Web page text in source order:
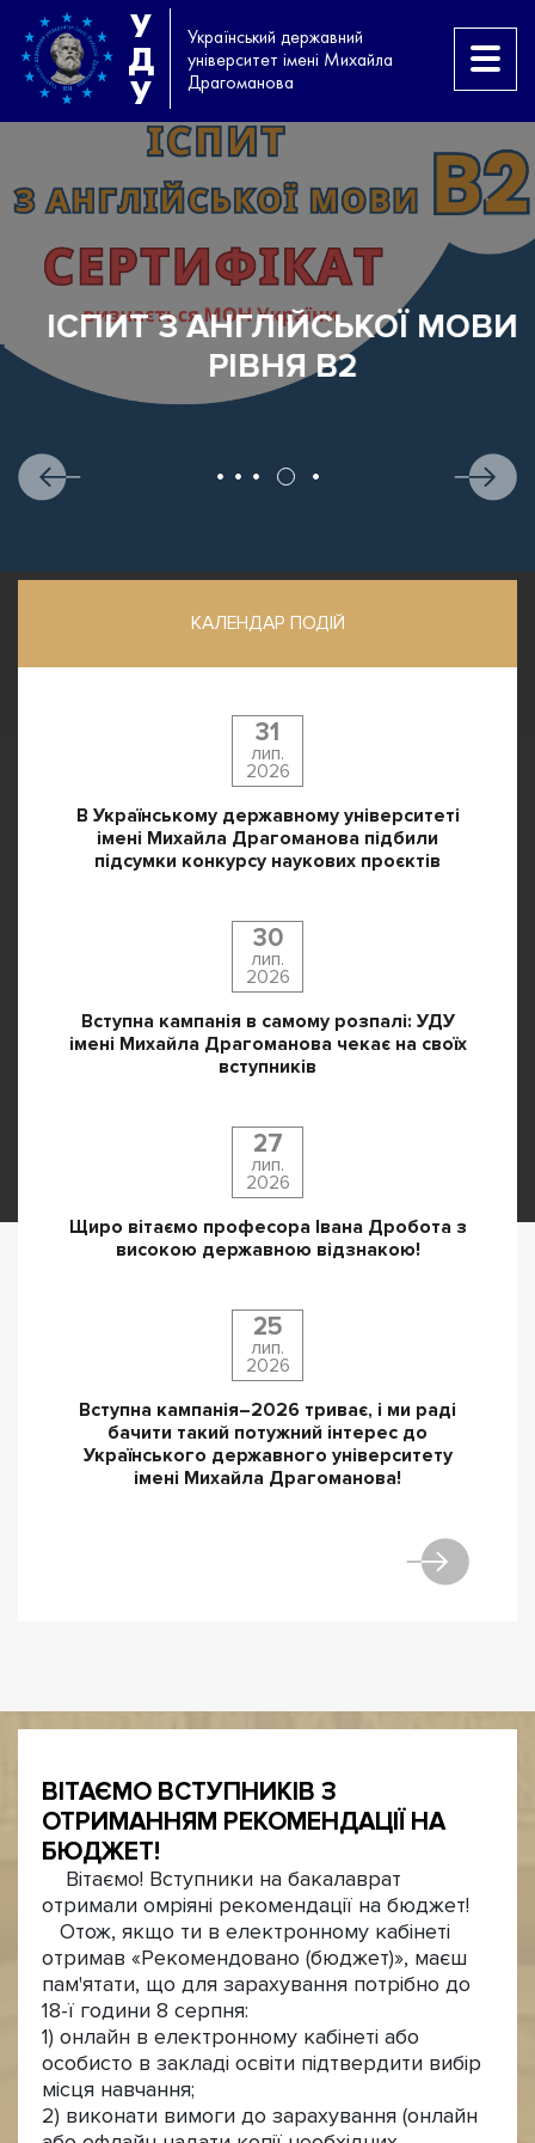
У
Д
У
Український державний
університет імені Михайла
Драгоманова
ІСПИТ З АНГЛІЙСЬКОЇ МОВИ
РІВНЯ B2
КАЛЕНДАР ПОДІЙ
31
лип.
2026
В Українському державному університеті
імені Михайла Драгоманова підбили
підсумки конкурсу наукових проєктів
30
лип.
2026
Вступна кампанія в самому розпалі: УДУ
імені Михайла Драгоманова чекає на своїх
вступників
27
лип.
2026
Щиро вітаємо професора Івана Дробота з
високою державною відзнакою!
25
лип.
2026
Вступна кампанія–2026 триває, і ми раді
бачити такий потужний інтерес до
Українського державного університету
імені Михайла Драгоманова!
ВІТАЄМО ВСТУПНИКІВ З
ОТРИМАННЯМ РЕКОМЕНДАЦІЇ НА
БЮДЖЕТ!
Вітаємо! Вступники на бакалаврат
отримали омріяні рекомендації на бюджет!
Отож, якщо ти в електронному кабінеті
отримав «Рекомендовано (бюджет)», маєш
пам'ятати, що для зарахування потрібно до
18-ї години 8 серпня:
1) онлайн в електронному кабінеті або
особисто в закладі освіти підтвердити вибір
місця навчання;
2) виконати вимоги до зарахування (онлайн